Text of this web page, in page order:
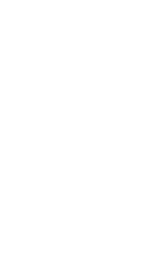
na Śląsku,
ogrodnik z Suwa